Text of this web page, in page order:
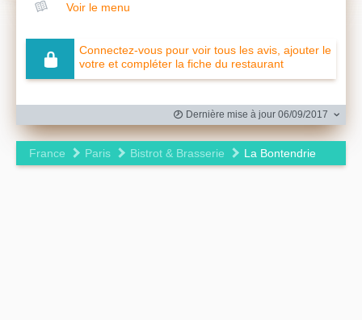
Voir le menu
Connectez-vous pour voir tous les avis, ajouter le
votre et compléter la fiche du restaurant
Dernière mise à jour 06/09/2017
France Paris Bistrot & Brasserie La Bontendrie